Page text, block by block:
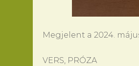
Megjelent a 2024.
VERS, PRÓZA